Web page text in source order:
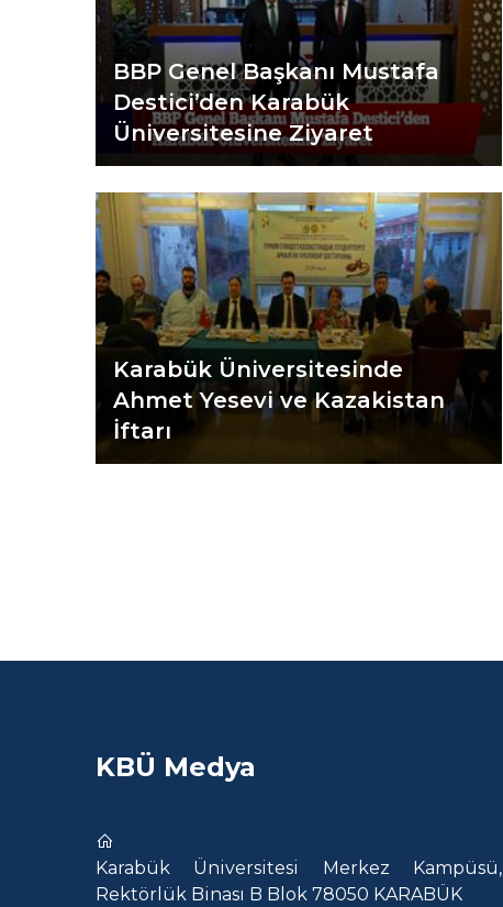
BBP Genel Başkanı Mustafa
Destici’den Karabük
Üniversitesine Ziyaret
Karabük Üniversitesinde
Ahmet Yesevi ve Kazakistan
İftarı
KBÜ Medya
Karabük Üniversitesi Merkez Kampüsü,
Rektörlük Binası B Blok 78050 KARABÜK